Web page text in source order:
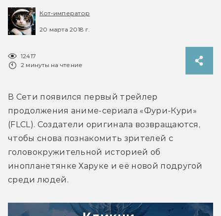
Кот-император
20 марта 2018 г.
12417
2 минуты на чтение
В Сети появился первый трейлер
продолжения аниме-сериала «Фури-Кури»
(FLCL). Создатели оригинала возвращаются,
чтобы снова познакомить зрителей с
головокружительной историей об
инопланетянке Харуке и её новой подругой
среди людей.